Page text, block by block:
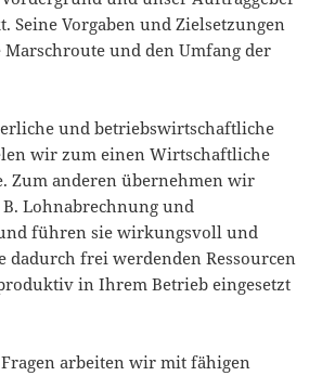
Seine Vorgaben und Zielsetzungen
Marschroute und den Umfang der
und betriebswirtschaftliche
wir zum einen Wirtschaftliche
Zum anderen übernehmen wir
Lohnabrechnung und
führen sie wirkungsvoll und
dadurch frei werdenden Ressourcen
in Ihrem Betrieb eingesetzt
arbeiten wir mit fähigen